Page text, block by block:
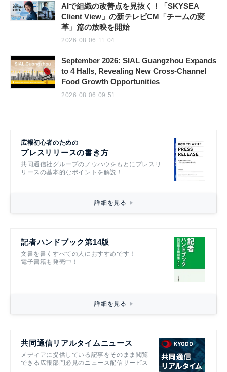
AIで組織の改善点を見抜く！「SKYSEA
Client View」の新テレビCM「チームの変
革」篇の放映を開始
2026.08.06 11:04
September 2026: SIAL Guangzhou Expands
to 4 Halls, Revealing New Cross-Channel
Food Growth Opportunities
2026.08.06 09:51
広報初心者のための
プレスリリースの書き方
共同通信社グループのノウハウをもとにプレスリ
リースの基本的なポイントを解説！
詳細を見る
記者ハンドブック第14版
文書を書くすべての人におすすめです！
電子書籍も発売中！
詳細を見る
共同通信リアルタイムニュース
メディアに提供している記事をそのまま閲覧
できる広報部門必見のニュース配信サービス